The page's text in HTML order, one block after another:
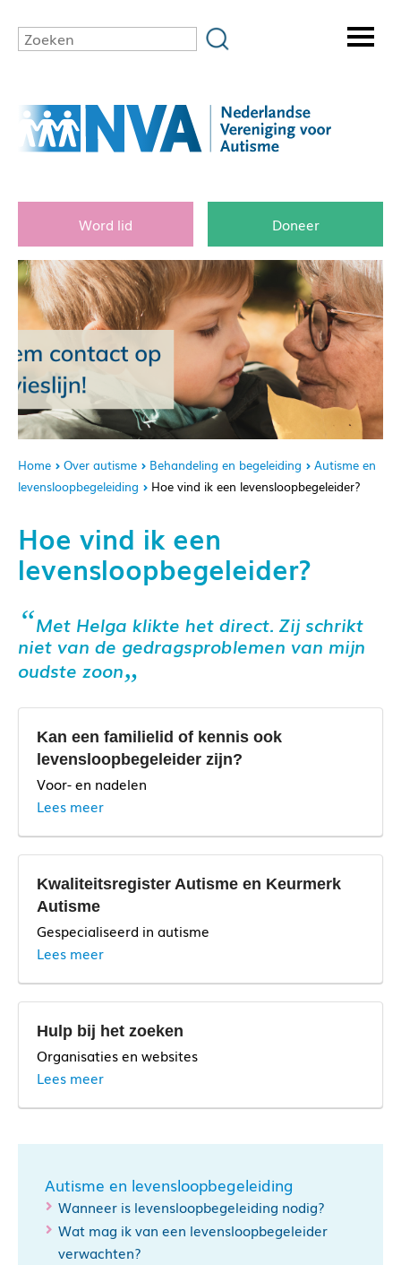
Word lid Doneer
Home Over autisme Behandeling en begeleiding
Autisme en
levensloopbegeleiding
Hoe vind ik een levensloopbegeleider?
Hoe vind ik een
levensloopbegeleider?
Met Helga klikte het direct. Zij schrikt
niet van de gedragsproblemen van mijn
oudste zoon
Kan een familielid of kennis ook
levensloopbegeleider zijn?
Voor- en nadelen
Lees meer
Kwaliteitsregister Autisme en Keurmerk
Autisme
Gespecialiseerd in autisme
Lees meer
Hulp bij het zoeken
Organisaties en websites
Lees meer
www.mee.nl
Het regionale NVA-Autisme Info Centrum
www.watvindik.nl
www.socialekaartnederland.nl
Autisme en levensloopbegeleiding
Wanneer is levensloopbegeleiding nodig?
Wat mag ik van een levensloopbegeleider
verwachten?